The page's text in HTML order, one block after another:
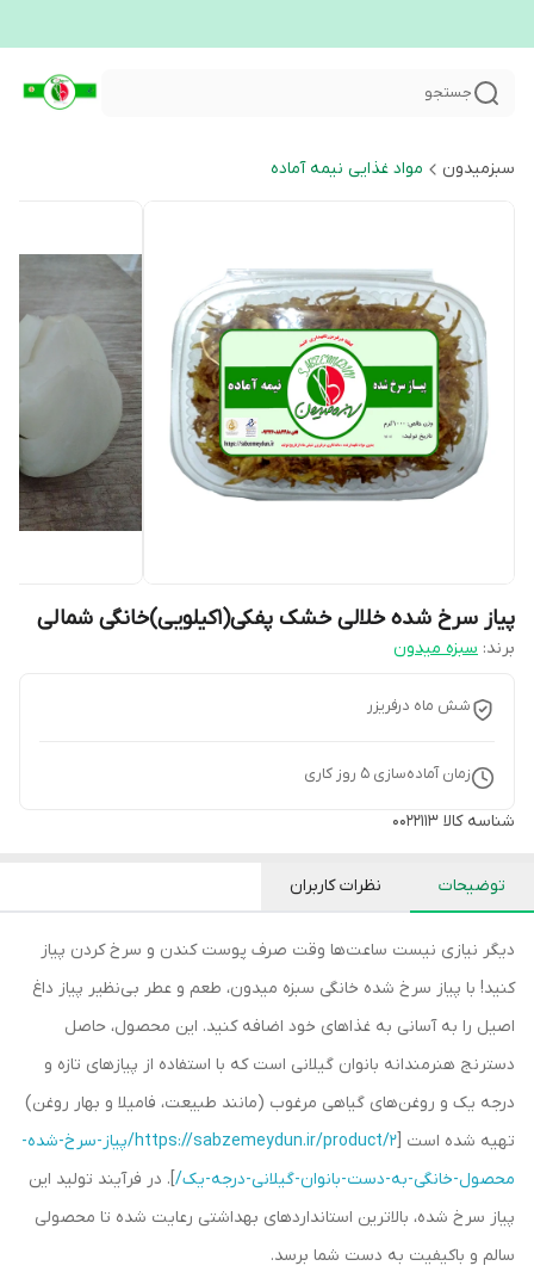
جستجو
سبزمیدون مواد غذایی نیمه آماده
پیاز سرخ شده خلالی خشک پفکی(1کیلویی)خانگی شمالی
برند: سبزه میدون
شش ماه درفریزر
زمان آماده‌سازی 5 روز کاری
شناسه کالا 0022113
توضیحات نظرات کاربران
دیگر نیازی نیست ساعت‌ها وقت صرف پوست کندن و سرخ کردن پیاز
کنید! با پیاز سرخ شده خانگی سبزه میدون، طعم و عطر بی‌نظیر پیاز داغ
اصیل را به آسانی به غذاهای خود اضافه کنید. این محصول، حاصل
دسترنج هنرمندانه بانوان گیلانی است که با استفاده از پیازهای تازه و
درجه یک و روغن‌های گیاهی مرغوب (مانند طبیعت، فامیلا و بهار روغن)
تهیه شده است [
https://sabzemeydun.ir/product/2/پیاز-سرخ-شده-
محصول-خانگی-به-دست-بانوان-گیلانی-درجه-یک/]. در فرآیند تولید این
پیاز سرخ شده، بالاترین استانداردهای بهداشتی رعایت شده تا محصولی
سالم و باکیفیت به دست شما برسد.